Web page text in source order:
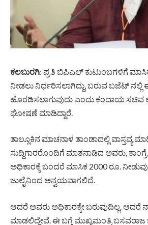
ಕಲಬುರಗಿ: ಪ್ರತಿ ಬಿಪಿಎಲ್ ಕುಟುಂಬಗಳಿಗೆ
ನೀಡಲು ನಿರ್ಧರಿಸಲಾಗಿದ್ದು, ಬರುವ ಬಜೆಟ್
ಹೊರಡಿಸಲಾಗುವುದು ಎಂದು ಕಂದಾಯ
ಘೋಷಣೆ ಮಾಡಿದ್ದಾರೆ.
ತಾಲ್ಲೂಕಿನ ಮಾಚನಾಳ ತಾಂಡಾದಲ್ಲಿ ವಾಸ್ತವ್ಯ
ಸುದ್ದಿಗಾರರೊಂದಿಗೆ ಮಾತನಾಡಿದ ಅವರು,
ಅಧಿಕಾರಕ್ಕೆ ಬಂದರೆ ಮಾಸಿಕ 2000 ರೂ.
ಜುಲೈನಿಂದ ಅನ್ವಯವಾಗಲಿದೆ.
ಆದರೆ ಅವರು ಅಧಿಕಾರಕ್ಕೇ ಬರುವುದಿಲ್ಲ. ಆದರೆ
ಮಾಡಲಿದ್ದೇವೆ. ಈ ಬಗ್ಗೆ ಮುಖ್ಯಮಂತ್ರಿ